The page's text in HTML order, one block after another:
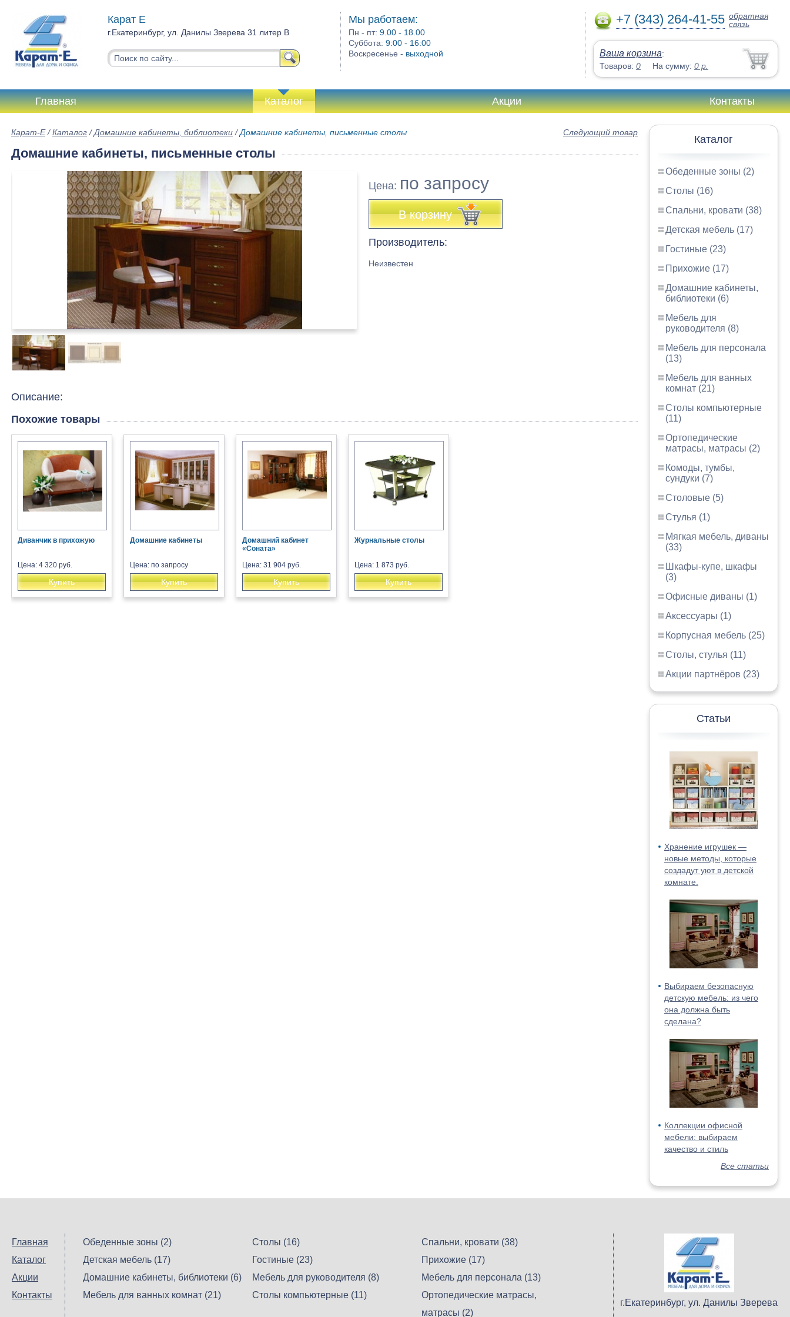
Карат Е
г.Екатеринбург, ул. Данилы Зверева 31 литер В
Мы работаем:
Пн - пт:9.00 - 18.00
Суббота:9:00 - 16:00
Воскресенье - выходной
+7 (343) 264-41-55 обратная
связь
Ваша корзина:
Товаров: 0 На сумму: 0 р.
Главная Каталог Акции Контакты
Каталог
Обеденные зоны (2)
Столы (16)
Спальни, кровати (38)
Детская мебель (17)
Гостиные (23)
Прихожие (17)
Домашние кабинеты,
библиотеки (6)
Мебель для
руководителя (8)
Мебель для персонала
(13)
Мебель для ванных
комнат (21)
Столы компьютерные
(11)
Ортопедические
матрасы, матрасы (2)
Комоды, тумбы,
сундуки (7)
Столовые (5)
Стулья (1)
Мягкая мебель, диваны
(33)
Шкафы-купе, шкафы
(3)
Офисные диваны (1)
Аксессуары (1)
Корпусная мебель (25)
Столы, стулья (11)
Акции партнёров (23)
Статьи
Хранение игрушек —
новые методы, которые
создадут уют в детской
комнате.
Выбираем безопасную
детскую мебель: из чего
она должна быть
сделана?
Коллекции офисной
мебели: выбираем
качество и стиль
Все статьи
Следующий товар
Карат-Е/Каталог /Домашние кабинеты, библиотеки /Домашние кабинеты, письменные столы
Домашние кабинеты, письменные столы
Цена: по запросу
В корзину
Производитель:
Неизвестен
Описание:
Похожие товары
Диванчик в прихожую
Цена: 4 320 руб.
Купить
Домашние кабинеты
Цена: по запросу
Купить
Домашний кабинет
«Соната»
Цена: 31 904 руб.
Купить
Журнальные столы
Цена: 1 873 руб.
Купить
Главная
Каталог
Акции
Контакты
г.Екатеринбург, ул. Данилы Зверева
Обеденные зоны (2) Столы (16)
Спальни, кровати (38)
Детская мебель (17)
Гостиные (23)
Прихожие (17)
Домашние кабинеты, библиотеки (6)
Мебель для руководителя (8)
Мебель для персонала (13)
Мебель для ванных комнат (21)
Столы компьютерные (11)
Ортопедические матрасы,
матрасы (2)